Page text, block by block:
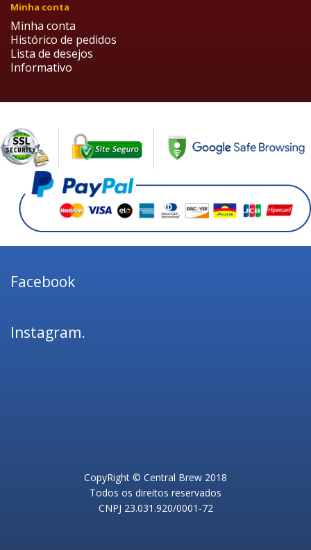
Minha conta
Minha conta
Histórico de pedidos
Lista de desejos
Informativo
Facebook
Instagram.
CopyRight © Central Brew 2018
Todos os direitos reservados
CNPJ 23.031.920/0001-72